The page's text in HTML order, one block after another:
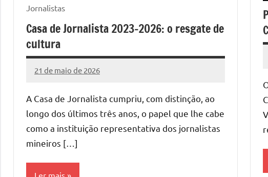
Jornalistas
Casa de Jornalista 2023-2026: o resgate de
cultura
21 de maio de 2026
Marcelo
Nenhum
A Casa de Jornalista cumpriu, com distinção, ao
longo dos últimos três anos, o papel que lhe cabe
como a instituição representativa dos jornalistas
mineiros […]
Ler mais